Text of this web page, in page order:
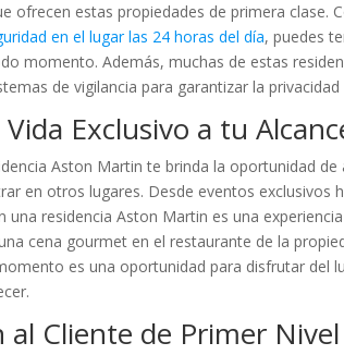
ofrecen estas propiedades de primera clase.
en el lugar las 24 horas del día, puedes
momento. Además, muchas de estas
de vigilancia para garantizar la
Exclusivo a tu
Aston Martin te brinda la oportunidad
en otros lugares. Desde eventos exclusivos
una residencia Aston Martin es una
cena gourmet en el restaurante de la
es una oportunidad para disfrutar del
al Cliente de Primer Nivel